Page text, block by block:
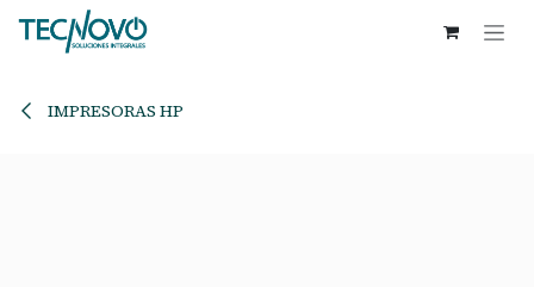
Ir al contenido
IMPRESORAS HP